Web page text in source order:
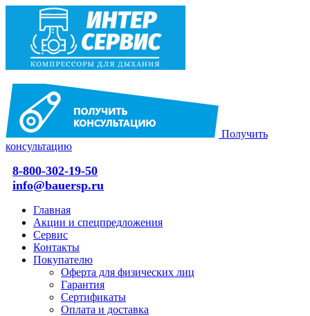
Получить
консультацию
8-800-302-19-50
info@bauersp.ru
Главная
Акции и спецпредложения
Сервис
Контакты
Покупателю
Оферта для физических лиц
Гарантия
Сертификаты
Оплата и доставка